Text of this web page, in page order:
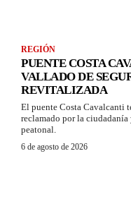
REGIÓN
PUENTE COSTA
VALLADO DE
REVITALIZADA
El puente Costa Cavalcanti
reclamado por la ciudadanía
peatonal.
6 de agosto de 2026